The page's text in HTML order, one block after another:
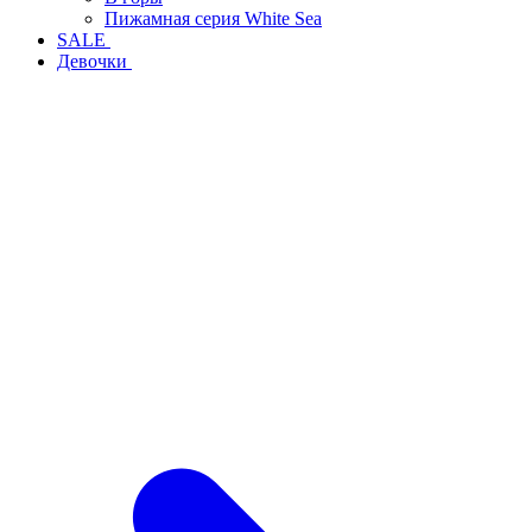
Пижамная серия White Sea
SALE
Девочки